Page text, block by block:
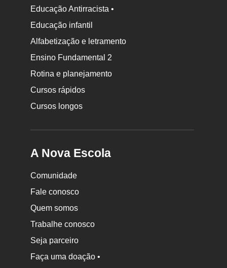
Educação Antirracista •
Educação infantil
Alfabetização e letramento
Ensino Fundamental 2
Rotina e planejamento
Cursos rápidos
Cursos longos
A Nova Escola
Comunidade
Fale conosco
Quem somos
Trabalhe conosco
Seja parceiro
Faça uma doação •